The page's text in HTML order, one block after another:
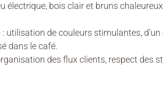
électrique, bois clair et bruns
: utilisation de couleurs stimulantes,
dans le café.
des flux clients, respect des